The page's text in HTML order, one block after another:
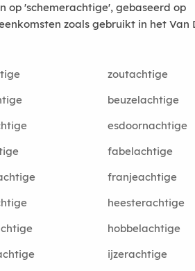
op 'schemerachtige', gebaseerd op
zoals gebruikt in het Van
zoutachtige
beuzelachtige
esdoornachtige
fabelachtige
franjeachtige
heesterachtige
hobbelachtige
ijzerachtige